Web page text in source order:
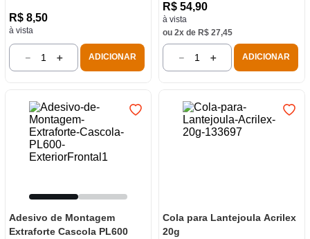
R$ 8,50
à vista
＋
－ ADICIONAR
R$ 54,90
à vista
ou 2x de R$ 27,45
＋
－ ADICIONAR
Adesivo de Montagem
Extraforte Cascola PL600
Cola para Lantejoula Acrilex
20g